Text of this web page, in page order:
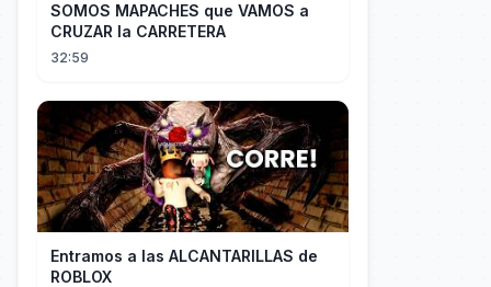
SOMOS MAPACHES que VAMOS a
CRUZAR la CARRETERA
32:59
Entramos a las ALCANTARILLAS de
ROBLOX